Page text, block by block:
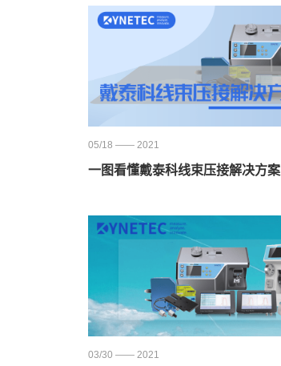
05/18 —— 2021
一图看懂戴泰科线束压接解决方案
03/30 —— 2021